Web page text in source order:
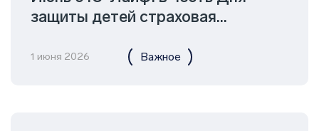
защиты детей страховая
как дети 2026»
1 июня 2026 Важное